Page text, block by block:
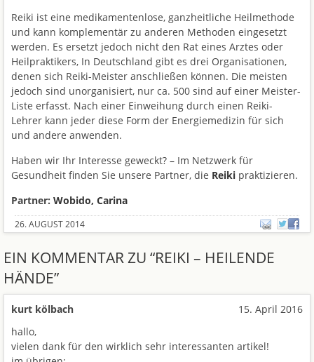
Reiki ist eine medikamentenlose, ganzheitliche Heilmethode
und kann komplementär zu anderen Methoden eingesetzt
werden. Es ersetzt jedoch nicht den Rat eines Arztes oder
Heilpraktikers, In Deutschland gibt es drei Organisationen,
denen sich Reiki-Meister anschließen können. Die meisten
jedoch sind unorganisiert, nur ca. 500 sind auf einer Meister-
Liste erfasst. Nach einer Einweihung durch einen Reiki-
Lehrer kann jeder diese Form der Energiemedizin für sich
und andere anwenden.
Haben wir Ihr Interesse geweckt? – Im Netzwerk für
Gesundheit finden Sie unsere Partner, die Reiki praktizieren.
Partner: Wobido, Carina
26. AUGUST 2014
EIN KOMMENTAR ZU “REIKI – HEILENDE
HÄNDE”
kurt kölbach
15. April 2016
hallo,
vielen dank für den wirklich sehr interessanten artikel!